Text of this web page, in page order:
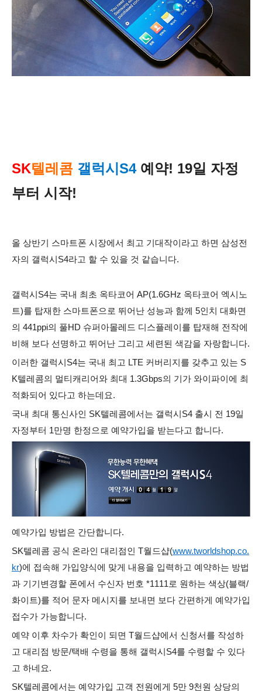
SK텔레콤 갤럭시S4 예약! 19일 자정
부터 시작!
올 상반기 스마트폰 시장에서 최고 기대작이라고 하면 삼성전
자의 갤럭시S4라고 할 수 있을 것 같습니다.
갤럭시S4는 국내 최초 옥타코어 AP(1.6GHz 옥타코어 엑시노
트)를 탑재한 스마트폰으로 뛰어난 성능과 함께 5인치 대화면
의 441ppi의 풀HD 슈퍼아몰레드 디스플레이를 탑재해 전작에
비해 보다 선명하고 뛰어난 그리고 세련된 색감을 자랑합니다.
이러한 갤럭시S4는 국내 최고 LTE 커버리지를 갖추고 있는 S
K텔레콤의 멀티캐리어와 최대 1.3Gbps의 기가 와이파이에 최
적화되어 있다고 하는데요.
국내 최대 통신사인 SK텔레콤에서는 갤럭시S4 출시 전 19일
자정부터 1만명 한정으로 예약가입을 받는다고 합니다.
예약가입 방법은 간단합니다.
SK텔레콤 공식 온라인 대리점인 T월드샵(www.tworldshop.co.
kr)에 접속해 가입양식에 맞게 내용을 입력하고 예약하는 방법
과 기기변경할 폰에서 수신자 번호 *1111로 원하는 색상(블랙/
화이트)를 적어 문자 메시지를 보내면 보다 간편하게 예약가입
접수가 가능합니다.
예약 이후 차수가 확인이 되면 T월드샵에서 신청서를 작성하
고 대리점 방문/택배 수령을 통해 갤럭시S4를 수령할 수 있다
고 하네요.
SK텔레콤에서는 예약가입 고객 전원에게 5만 9천원 상당의